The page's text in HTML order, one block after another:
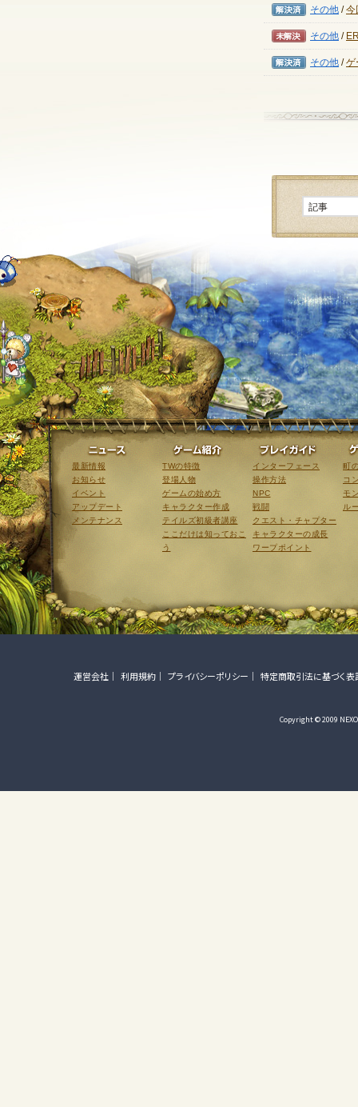
解決済み
その他 /今
未解決
その他 /
解決済み
その他 /ゲ
ニュース
最新情報
お知らせ
イベント
アップデート
メンテナンス
ゲーム紹介
TWの特徴
登場人物
ゲームの始め方
キャラクター作成
テイルズ初級者講座
ここだけは知っておこ
う
インターフェース
操作方法
NPC
戦闘
クエスト・チャプター
キャラクターの成長
ワープポイント
町
コ
モ
ル
運営会社 利用規約 プライバシーポリシー 特定商取引法に基づく表
Copyright © 2009